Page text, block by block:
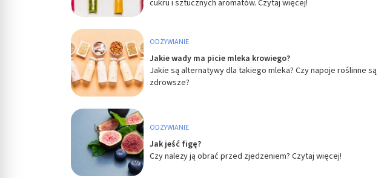
cukru i sztucznych aromatów. Czytaj więcej!
ODŻYWIANIE
Jakie wady ma picie mleka krowiego?
Jakie są alternatywy dla takiego mleka? Czy napoje roślinne są
zdrowsze?
ODŻYWIANIE
Jak jeść figę?
Czy należy ją obrać przed zjedzeniem? Czytaj więcej!
Pomiar efektywności treści
Rozumienie odbiorców dzięki statystyce lub kombinacji danych z różnych źródeł
Rozwój i ulepszanie usług
Wykorzystywanie ograniczonych danych do wyboru treści
Funkcje specjalne IAB:
Użycie dokładnych danych geolokalizacyjnych
Identyfikowanie urządzeń na podstawie aktywnie żądanych informacji
Cele przetwarzania inne niż IAB: